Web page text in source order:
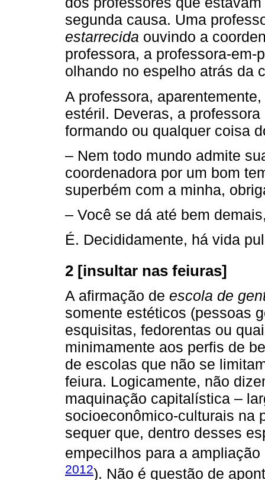
segunda causa. Uma
estarrecida ouvindo a
professora, a professora-
olhando no espelho atrás da
A professora,
estéril. Deveras, a
formando ou qualquer coisa
– Nem todo mundo admite
coordenadora por um bom
superbém com a minha,
– Você se dá até bem
É. Decididamente, há vida
2 [insultar nas feiuras]
A afirmação de escola de
somente estéticos (pessoas
esquisitas, fedorentas ou
minimamente aos perfis de
de escolas que não se
feiura. Logicamente, não
maquinação capitalística –
socioeconômico-culturais na
sequer que, dentro desses
empecilhos para a
2012). Não é questão de